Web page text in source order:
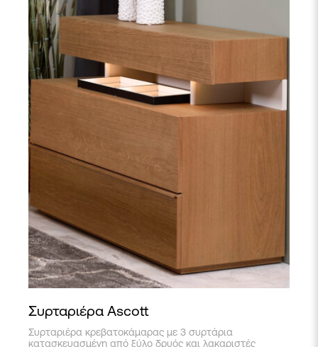
Συρταριέρα Ascott
Συρταριέρα κρεβατοκάμαρας με 3 συρτάρια
κατασκευασμένη από ξύλο δρυός και λακαριστές